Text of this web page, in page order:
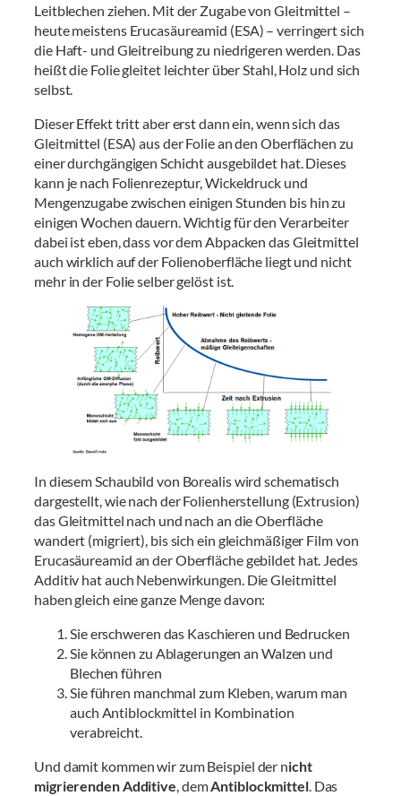
Leitblechen ziehen. Mit der Zugabe von Gleitmittel –
heute meistens Erucasäureamid (ESA) – verringert sich
die Haft- und Gleitreibung zu niedrigeren werden. Das
heißt die Folie gleitet leichter über Stahl, Holz und sich
selbst.
Dieser Effekt tritt aber erst dann ein, wenn sich das
Gleitmittel (ESA) aus der Folie an den Oberflächen zu
einer durchgängigen Schicht ausgebildet hat. Dieses
kann je nach Folienrezeptur, Wickeldruck und
Mengenzugabe zwischen einigen Stunden bis hin zu
einigen Wochen dauern. Wichtig für den Verarbeiter
dabei ist eben, dass vor dem Abpacken das Gleitmittel
auch wirklich auf der Folienoberfläche liegt und nicht
mehr in der Folie selber gelöst ist.
In diesem Schaubild von Borealis wird schematisch
dargestellt, wie nach der Folienherstellung (Extrusion)
das Gleitmittel nach und nach an die Oberfläche
wandert (migriert), bis sich ein gleichmäßiger Film von
Erucasäureamid an der Oberfläche gebildet hat. Jedes
Additiv hat auch Nebenwirkungen. Die Gleitmittel
haben gleich eine ganze Menge davon:
Sie erschweren das Kaschieren und Bedrucken
Sie können zu Ablagerungen an Walzen und
Blechen führen
Sie führen manchmal zum Kleben, warum man
auch Antiblockmittel in Kombination
verabreicht.
Und damit kommen wir zum Beispiel der nicht
migrierenden Additive, demAntiblockmittel. Das